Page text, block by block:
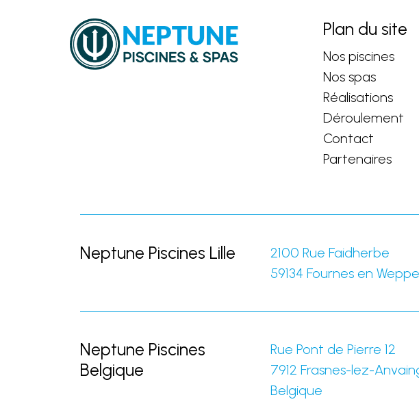
Plan du site
Nos piscines
Nos spas
Réalisations
Déroulement
Contact
Partenaires
Neptune Piscines Lille
2100 Rue Faidherbe
59134 Fournes en
Neptune Piscines
Belgique
Rue Pont de Pierre 12
7912 Frasnes-lez-
Belgique